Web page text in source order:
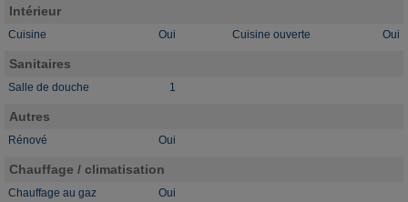
Intérieur
Cuisine Oui Cuisine ouverte Oui
Sanitaires
Salle de douche 1
Autres
Rénové Oui
Chauffage / climatisation
Chauffage au gaz Oui